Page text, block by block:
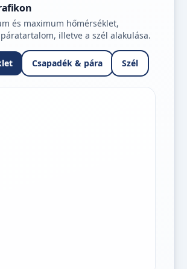
és maximum hőmérséklet,
illetve a szél alakulása.
Csapadék & pára Szél
grafikon jelmagyarázatához